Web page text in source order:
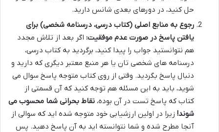
حل کنید، در دورهای بعدی شانس دارید.
رجوع به منابع اصلی (کتاب درسی، درسنامه شخصی) برای
یافتن پاسخ در صورت عدم موفقیت: اگر بعد از تلاش مجدد
هم نتوانستید جواب را پیدا کنید، برگردید به کتاب درسی،
درسنامه های شخصی تان یا هر منبع معتبر دیگری که دارید و
دنبال پاسخ بگردید. وقتی از روی کتاب متوجه پاسخ سوال می
شوید، باید به این مسئله هم توجه کنید که آن قسمتی از
کتاب که پاسخ تست در آن بوده، نقاط بحرانی شما محسوب می
شوند! زیرا در اولین ارزشیابی خود متوجه شده اید که سوالی از
آنجا مطرح شده و شما نتوانسته اید به آن پاسخ دهید. پس